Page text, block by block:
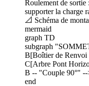
Roulement de
supporter la charge
📐 Schéma de
mermaid
graph TD
subgraph
B[Boîtier de
C[Arbre Pont
B -- "Couple 90°" --
end